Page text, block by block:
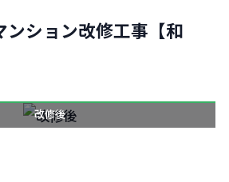
ション改修工事【和
改修後